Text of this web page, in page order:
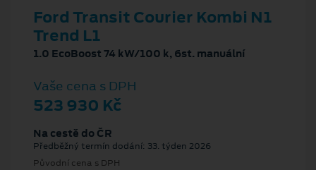
Ford Transit Courier Kombi N1
Trend L1
1.0 EcoBoost 74 kW/100 k, 6st. manuální
Vaše cena s DPH
523 930 Kč
Na cestě do ČR
Předběžný termín dodání: 33. týden 2026
Původní cena s DPH